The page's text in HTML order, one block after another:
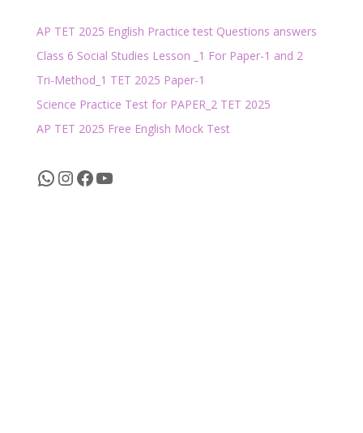
AP TET 2025 English Practice test Questions answers
Class 6 Social Studies Lesson _1 For Paper-1 and 2
Tri-Method_1 TET 2025 Paper-1
Science Practice Test for PAPER_2 TET 2025
AP TET 2025 Free English Mock Test
WhatsApp
Instagram
Facebook
YouTube